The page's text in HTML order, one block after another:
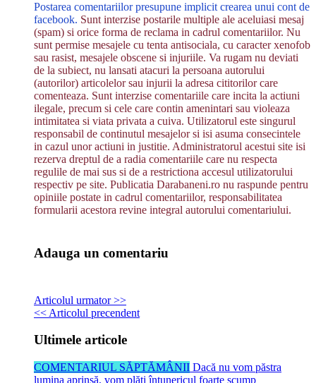
Postarea comentariilor presupune implicit crearea unui cont de
facebook. Sunt interzise postarile multiple ale aceluiasi mesaj
(spam) si orice forma de reclama in cadrul comentariilor. Nu
sunt permise mesajele cu tenta antisociala, cu caracter xenofob
sau rasist, mesajele obscene si injuriile. Va rugam nu deviati
de la subiect, nu lansati atacuri la persoana autorului
(autorilor) articolelor sau injurii la adresa cititorilor care
comenteaza. Sunt interzise comentariile care incita la actiuni
ilegale, precum si cele care contin amenintari sau violeaza
intimitatea si viata privata a cuiva. Utilizatorul este singurul
responsabil de continutul mesajelor si isi asuma consecintele
in cazul unor actiuni in justitie. Administratorul acestui site isi
rezerva dreptul de a radia comentariile care nu respecta
regulile de mai sus si de a restrictiona accesul utilizatorului
respectiv pe site. Publicatia Darabaneni.ro nu raspunde pentru
opiniile postate in cadrul comentariilor, responsabilitatea
formularii acestora revine integral autorului comentariului.
Adauga un comentariu
Articolul urmator >>
<< Articolul precendent
Ultimele articole
COMENTARIUL SĂPTĂMÂNII Dacă nu vom păstra
lumina aprinsă, vom plăti întunericul foarte scump